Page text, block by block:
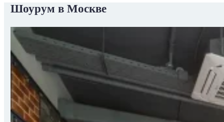
Шоурум в Москве